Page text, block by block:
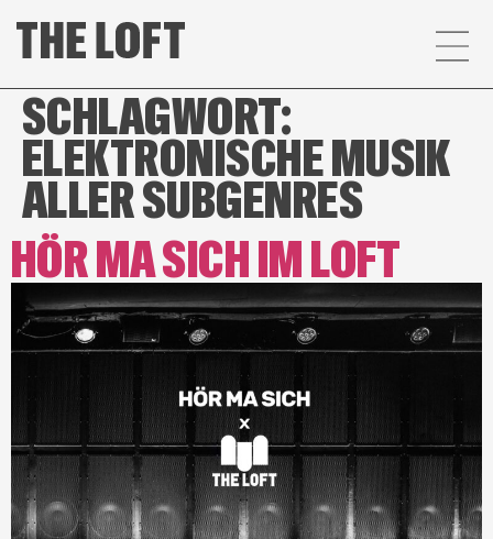
SCHLAGWORT:
ELEKTRONISCHE MUSIK
ALLER SUBGENRES
HÖR MA SICH IM LOFT